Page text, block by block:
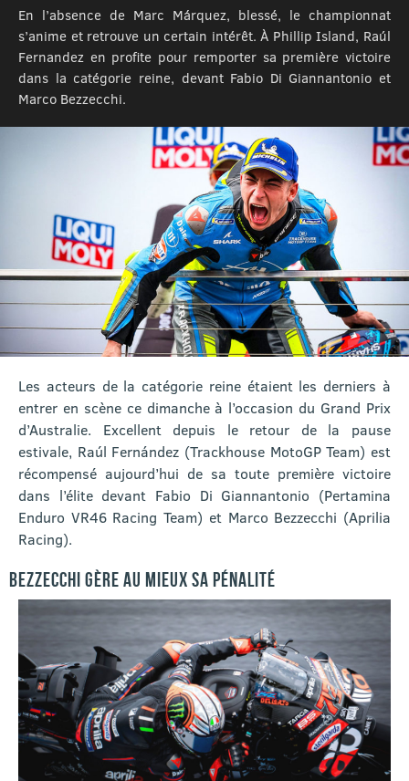
En l’absence de Marc Márquez, blessé, le championnat
s’anime et retrouve un certain intérêt. À Phillip Island, Raúl
Fernandez en profite pour remporter sa première victoire
dans la catégorie reine, devant Fabio Di Giannantonio et
Marco Bezzecchi.
Les acteurs de la catégorie reine étaient les derniers à
entrer en scène ce dimanche à l’occasion du Grand Prix
d’Australie. Excellent depuis le retour de la pause
estivale, Raúl Fernández (Trackhouse MotoGP Team) est
récompensé aujourd’hui de sa toute première victoire
dans l’élite devant Fabio Di Giannantonio (Pertamina
Enduro VR46 Racing Team) et Marco Bezzecchi (Aprilia
Racing).
BEZZECCHI GÈRE AU MIEUX SA PÉNALITÉ